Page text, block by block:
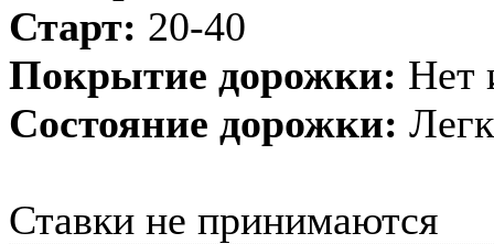
Старт: 20-40
Покрытие дорожки: Нет
Состояние дорожки:
Ставки не принимаются